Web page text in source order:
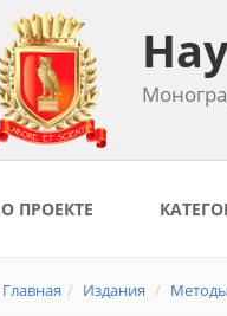
О ПРОЕКТЕ
Главная Издания